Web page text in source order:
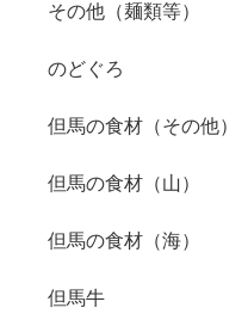
その他（麺類等）
のどぐろ
但馬の食材（その他）
但馬の食材（山）
但馬の食材（海）
但馬牛